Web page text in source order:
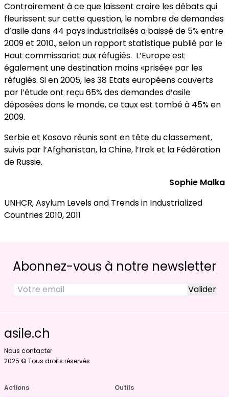
Contrairement à ce que laissent croire les débats qui
fleurissent sur cette question, le nombre de demandes
d’asile dans 44 pays industrialisés a baissé de 5% entre
2009 et 2010., selon un rapport statistique publié par le
Haut commissariat aux réfugiés. L’Europe est
également une destination moins «prisée» par les
réfugiés. Si en 2005, les 38 Etats européens couverts
par l’étude ont reçu 65% des demandes d’asile
déposées dans le monde, ce taux est tombé à 45% en
2009.
Serbie et Kosovo réunis sont en tête du classement,
suivis par l’Afghanistan, la Chine, l’Irak et la Fédération
de Russie.
Sophie Malka
UNHCR, Asylum Levels and Trends in Industrialized
Countries 2010, 2011
Abonnez-vous à notre newsletter
asile.ch
Nous contacter
2025 © Tous droits réservés
Actions Outils